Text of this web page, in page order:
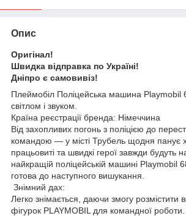
Опис
Оригінал!
Швидка відправка по Україні!
Дніпро є самовивіз!
Плеймобіл Поліцейська машина Playmobil
світлом і звуком.
Країна реєстрації бренда: Німеччина
Від захопливих погонь з поліцією до
командою — у місті Трубель щодня панує
працьовиті та швидкі герої завжди будуть
найкращій поліцейській машині Playmobil
готова до наступного вишукання.
Знімний дах:
Легко знімається, даючи змогу розмістити
фігурок PLAYMOBIL для командної роботи.